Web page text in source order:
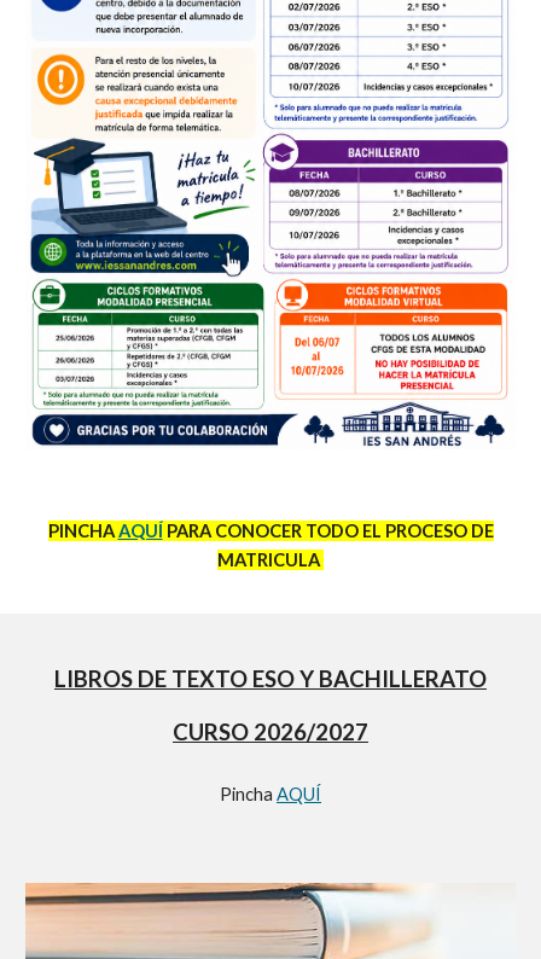
PINCHAAQUÍ PARA CONOCER TODO EL PROCESO DE
MATRICULA
LIBROS DE TEXTO ESO Y BACHILLERATO
CURSO 2026/2027
Pincha AQUÍ